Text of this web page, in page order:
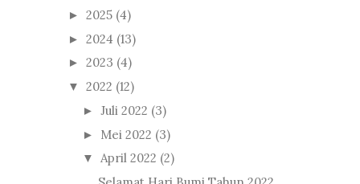
► 2025 (4)
► 2024 (13)
► 2023 (4)
▼ 2022 (12)
► Juli 2022 (3)
► Mei 2022 (3)
▼ April 2022 (2)